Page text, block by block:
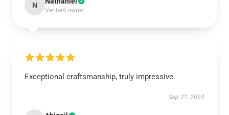
N
Verified owner
Exceptional craftsmanship, truly impressive.
Sep 21, 2024